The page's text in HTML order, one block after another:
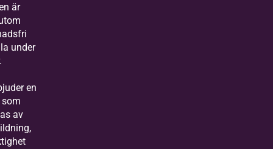
är
under
en
av